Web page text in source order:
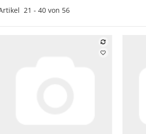
21 - 40 von 56